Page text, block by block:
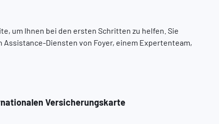
um Ihnen bei den ersten Schritten zu helfen. Sie
Diensten von Foyer, einem Expertenteam,
Versicherungskarte